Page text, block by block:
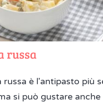
russa
russa è l'antipasto più
si può gustare